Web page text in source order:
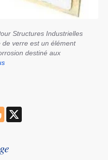
Structures Industrielles
verre est un élément
destiné aux
B
e